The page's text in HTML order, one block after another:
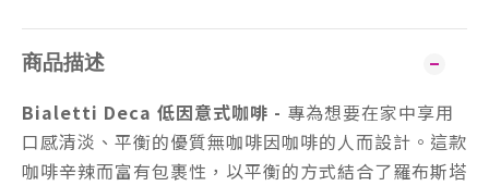
商品描述
Bialetti Deca 低因意式咖啡 - 專為想要在家中享用
口感清淡、平衡的優質無咖啡因咖啡的人而設計。這款
咖啡辛辣而富有包裹性，以平衡的方式結合了羅布斯塔